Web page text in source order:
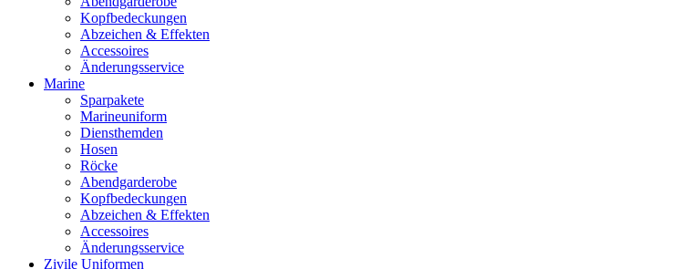
Kopfbedeckungen
Abzeichen & Effekten
Accessoires
Änderungsservice
Marine
Sparpakete
Marineuniform
Diensthemden
Hosen
Röcke
Abendgarderobe
Kopfbedeckungen
Abzeichen & Effekten
Accessoires
Änderungsservice
Zivile Uniformen